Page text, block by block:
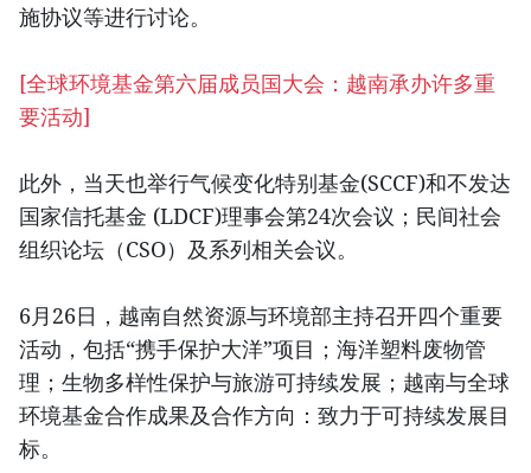
施协议等进行讨论。
[全球环境基金第六届成员国大会：越南承办许多重
要活动]
此外，当天也举行气候变化特别基金(SCCF)和不发达
国家信托基金 (LDCF)理事会第24次会议；民间社会
组织论坛（CSO）及系列相关会议。
6月26日，越南自然资源与环境部主持召开四个重要
活动，包括“携手保护大洋”项目；海洋塑料废物管
理；生物多样性保护与旅游可持续发展；越南与全球
环境基金合作成果及合作方向：致力于可持续发展目
标。